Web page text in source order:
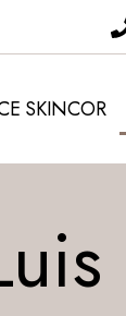
SKINCOR